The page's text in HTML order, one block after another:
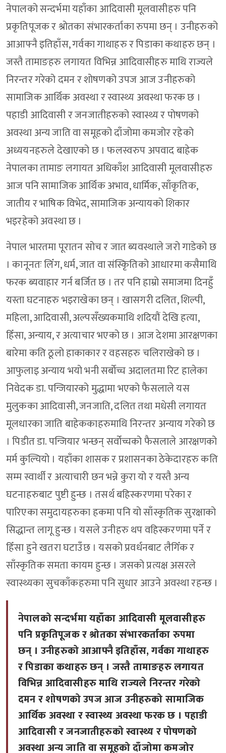
नेपालको सन्दर्भमा यहाँका आदिवासी मूलवासीहरु पनि
प्रकृतिपूजक र श्रोतका संभारकर्ताका रुपमा छन् । उनीहरुको
आआफ्नै इतिहाँस, गर्वका गाथाहरु र पिडाका कथाहरु छन् ।
जस्तै तामाङहरु लगायत विभिन्न आदिवासीहरु माथि राज्यले
निरन्तर गरेको दमन र शोषणको उपज आज उनीहरुको
सामाजिक आर्थिक अवस्था र स्वास्थ्य अवस्था फरक छ ।
पहाडी आदिवासी र जनजातीहरुको स्वास्थ्य र पोषणको
अवस्था अन्य जाति वा समूहको दाँजोमा कमजोर रहेको
अध्ययनहरुले देखाएको छ । फलस्वरुप अपवाद बाहेक
नेपालका तामाङ लगायत अधिकाँश आदिवासी मूलवासीहरु
आज पनि सामाजिक आर्थिक अभाव, धार्मिक, साँकृतिक,
जातीय र भाषिक विभेद, सामाजिक अन्यायको शिकार
भइरहेको अवस्था छ ।
नेपाल भारतमा पूरातन सोच र जात ब्यवस्थाले जरो गाडेको छ
। कानूनतः लिँग, धर्म, जात वा संस्किृतिको आधारमा कसैमाथि
फरक ब्यवाहार गर्न बर्जित छ । तर पनि हाम्रो समाजमा दिनहुँ
यस्ता घटनाहरु भइराखेका छन् । खासगरी दलित, शिल्पी,
महिला, आदिवासी, अल्पसँख्यकमाथि शदियौं देखि हत्या,
हिँसा, अन्याय, र अत्याचार भएको छ । आज देशमा आरक्षणका
बारेमा कति ठूलो हाकाकार र वहसहरु चलिराखेको छ ।
आफुलाइ अन्याय भयो भनी सर्बाेच्च अदालतमा रिट हालेका
निवेदक डा. पन्जियारको मुद्धामा भएको फैसलाले यस
मुलुकका आदिवासी, जनजाति, दलित तथा मधेसी लगायत
मूलधारका जाति बाहेककाहरुमाथि निरन्तर अन्याय गरेको छ
। पिडीत डा. पन्जियार भन्छन् सर्वोच्चको फैसलाले आरक्षणको
मर्म कुल्चियो । यहाँका शासक र प्रशासनका ठेकेदारहरु कति
सम्म स्वार्थी र अत्याचारी छन भन्ने कुरा यो र यस्तै अन्य
घटनाहरुबाट पुष्टी हुन्छ । तसर्थ बहिस्करणमा परेका र
पारिएका समुदायहरुका हकमा पनि यो साँस्कृतिक सुरक्षाको
सिद्धान्त लागू हुन्छ । यसले उनीहरु थप वहिस्करणमा पर्ने र
हिँसा हुने खतरा घटाउँछ । यसको प्रवर्धनबाट लैगिँक र
साँस्कृतिक समता कायम हुन्छ । जसको प्रत्यक्ष असरले
स्वास्थ्यका सुचकाँकहरुमा पनि सुधार आउने अवस्था रहन्छ ।
नेपालको सन्दर्भमा यहाँका आदिवासी मूलवासीहरु
पनि प्रकृतिपूजक र श्रोतका संभारकर्ताका रुपमा
छन् । उनीहरुको आआफ्नै इतिहाँस, गर्वका गाथाहरु
र पिडाका कथाहरु छन् । जस्तै तामाङहरु लगायत
विभिन्न आदिवासीहरु माथि राज्यले निरन्तर गरेको
दमन र शोषणको उपज आज उनीहरुको सामाजिक
आर्थिक अवस्था र स्वास्थ्य अवस्था फरक छ । पहाडी
आदिवासी र जनजातीहरुको स्वास्थ्य र पोषणको
अवस्था अन्य जाति वा समूहको दाँजोमा कमजोर